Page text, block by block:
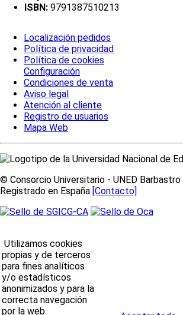
ISBN: 9791387510213
Localización pedidos
Política de privacidad
Política de cookies
Configuración
Condiciones de venta
Aviso legal
Atención al cliente
Registro de usuarios
Mapa Web
© Consorcio Universitario - UNED
Registrado en España [Contacto]
Utilizamos cookies
propias y de terceros
para fines analíticos
y/o estadísticos
anonimizados y para la
correcta navegación
por la web.